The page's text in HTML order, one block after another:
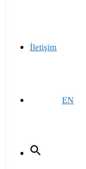
İletişim
EN